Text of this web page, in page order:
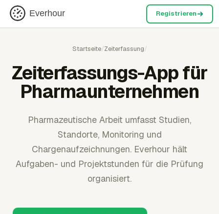
Everhour Registrieren
Startseite/Zeiterfassung/
Zeiterfassungs-App für
Pharmaunternehmen
Pharmazeutische Arbeit umfasst Studien,
Standorte, Monitoring und
Chargenaufzeichnungen. Everhour hält
Aufgaben- und Projektstunden für die Prüfung
organisiert.